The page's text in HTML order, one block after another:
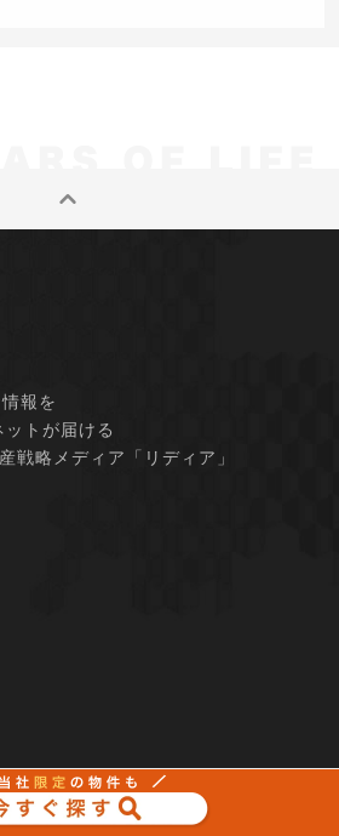
報を
トが届ける
戦略メディア「リディア」